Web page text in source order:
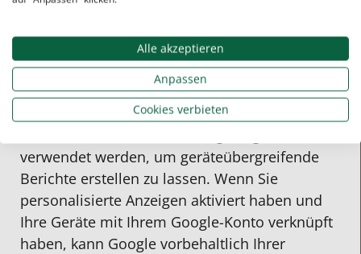
Speicherung für die Dauer von zwei Monaten
gelöscht.
Google Signals
Als Erweiterung zu Google (Universal) Analytics
verwendet werden, um geräteübergreifende
Berichte erstellen zu lassen. Wenn Sie
personalisierte Anzeigen aktiviert haben und
Ihre Geräte mit Ihrem Google-Konto verknüpft
haben, kann Google vorbehaltlich Ihrer
Alle akzeptieren
Anpassen
Cookies verbieten